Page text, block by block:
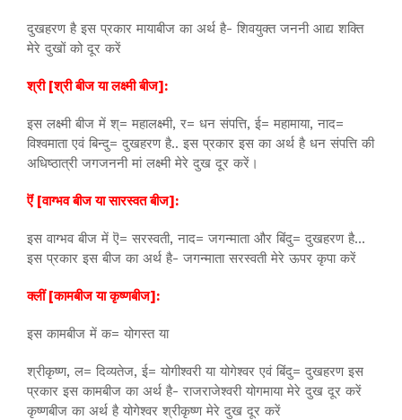
दुखहरण है इस प्रकार मायाबीज का अर्थ है- शिवयुक्त जननी आद्य शक्ति
मेरे दुखों को दूर करें
श्री [श्री बीज या लक्ष्मी बीज]:
इस लक्ष्मी बीज में श्= महालक्ष्मी, र= धन संपत्ति, ई= महामाया, नाद=
विश्वमाता एवं बिन्दु= दुखहरण है.. इस प्रकार इस का अर्थ है धन संपत्ति की
अधिष्ठात्री जगजननी मां लक्ष्मी मेरे दुख दूर करें।
ऎं [वाग्भव बीज या सारस्वत बीज]:
इस वाग्भव बीज में ऎ= सरस्वती, नाद= जगन्माता और बिंदु= दुखहरण है…
इस प्रकार इस बीज का अर्थ है- जगन्माता सरस्वती मेरे ऊपर कृपा करें
क्लीं [कामबीज या कृष्णबीज]:
इस कामबीज में क= योगस्त या
श्रीकृष्ण, ल= दिव्यतेज, ई= योगीश्वरी या योगेश्वर एवं बिंदु= दुखहरण इस
प्रकार इस कामबीज का अर्थ है- राजराजेश्वरी योगमाया मेरे दुख दूर करें
कृष्णबीज का अर्थ है योगेश्वर श्रीकृष्ण मेरे दुख दूर करें